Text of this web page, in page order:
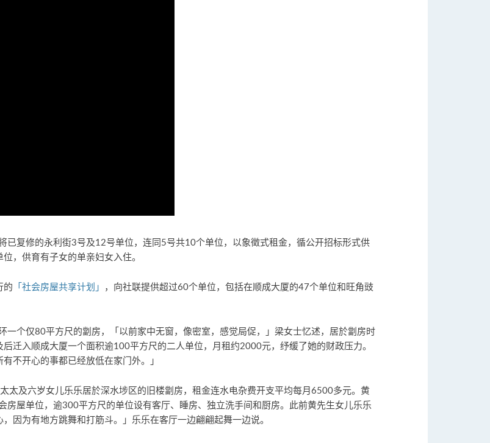
已复修的永利街3号及12号单位，连同5号共10个单位，以象徵式租金，循公开招标形式供
，供育有子女的单亲妇女入住。
的 「社会房屋共享计划」 ，向社联提供超过60个单位，包括在顺成大厦的47个单位和旺角豉
个仅80平方尺的劏房，「以前家中无窗，像密室，感觉局促，」梁女士忆述，居於劏房时
迁入顺成大厦一个面积逾100平方尺的二人单位，月租约2000元，纾缓了她的财政压力。
不开心的事都已经放低在家门外。」
太及六岁女儿乐乐居於深水埗区的旧楼劏房，租金连水电杂费开支平均每月6500多元。黄
屋单位，逾300平方尺的单位设有客厅、睡房、独立洗手间和厨房。此前黄先生女儿乐乐
因为有地方跳舞和打筋斗。」乐乐在客厅一边翩翩起舞一边说。